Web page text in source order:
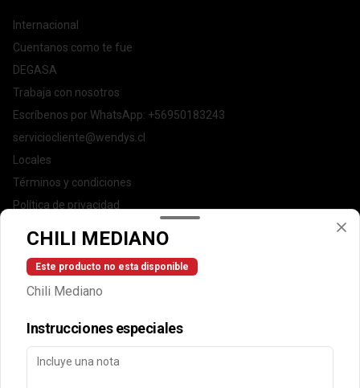
Internacional
Cuentanos como te fue
DEGASA
Trabaja con nosotros
Escríbenos por WhatsApp: +56950183243
serviciocliente@wendys.cl
Locales
Términos y condiciones
Política de privacidad
Redes sociales
Instagram
Facebook
Mi cuenta
CHILI MEDIANO
Este producto no esta disponible
Chili Mediano
Instrucciones especiales